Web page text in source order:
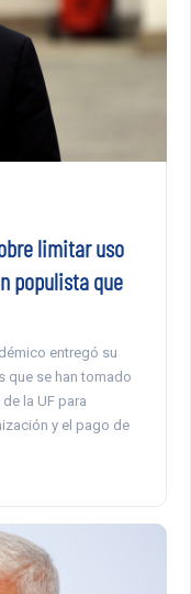
limitar uso
populista que
entregó su
que se han tomado
la UF para
y el pago de